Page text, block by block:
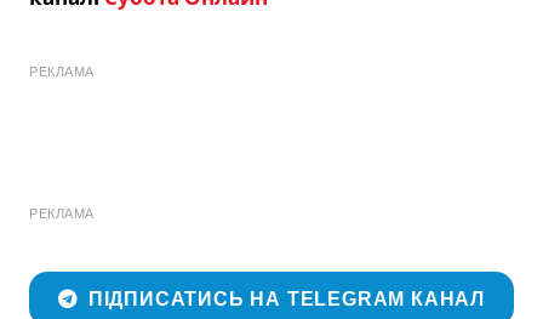
РЕКЛАМА
РЕКЛАМА
ПІДПИСАТИСЬ НА TELEGRAM КАНАЛ